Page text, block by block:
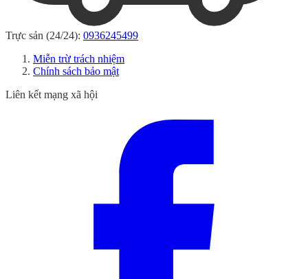
Trực sản (24/24): 0936245499
Miễn trừ trách nhiệm
Chính sách bảo mật
Liên kết mạng xã hội